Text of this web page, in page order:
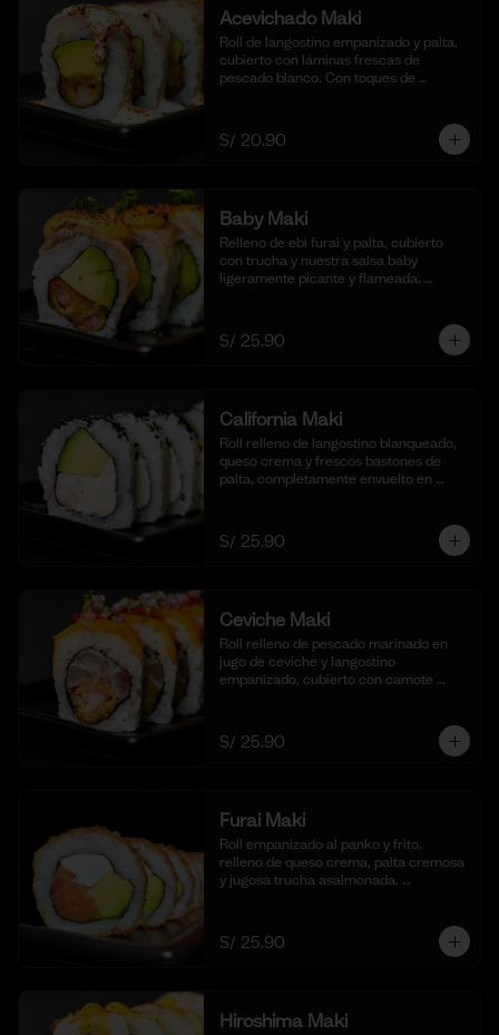
Acevichado Maki
Roll de langostino empanizado y palta,
cubierto con láminas frescas de
pescado blanco. Con toques de
acevichada. (10 cortes).
S/ 20.90
Baby Maki
Relleno de ebi furai y palta, cubierto
con trucha y nuestra salsa baby
ligeramente picante y flameada.
S/ 25.90
California Maki
Roll relleno de langostino blanqueado,
queso crema y frescos bastones de
palta, completamente envuelto en
salsa shoyu. (10 cortes).
S/ 25.90
Ceviche Maki
Roll relleno de pescado marinado en
jugo de ceviche y langostino
empanizado, cubierto con camote
S/ 25.90
Furai Maki
Roll empanizado al panko y frito,
relleno de queso crema, palta cremosa
y jugosa trucha asalmonada.
S/ 25.90
Hiroshima Maki